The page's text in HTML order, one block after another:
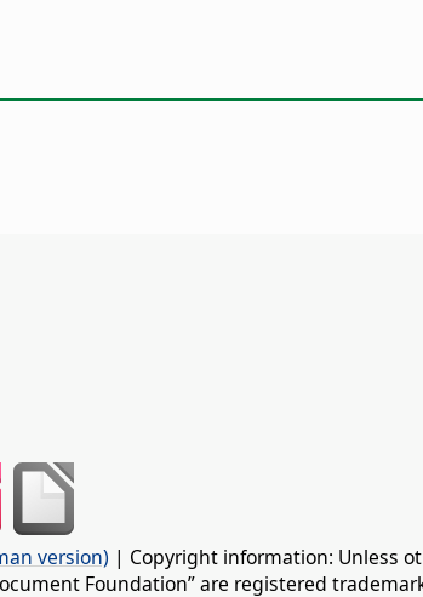
version) | Copyright information: Unless
Foundation” are registered